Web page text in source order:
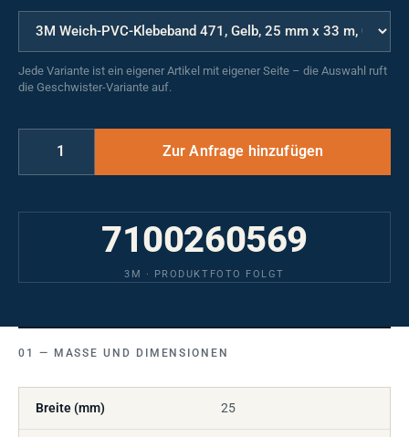
Jede Variante ist ein eigener Artikel mit eigener Seite – die Auswahl ruft
die Geschwister-Variante auf.
7100260569
3M · PRODUKTFOTO FOLGT
MASSE UND DIMENSIONEN
Breite (mm) 25